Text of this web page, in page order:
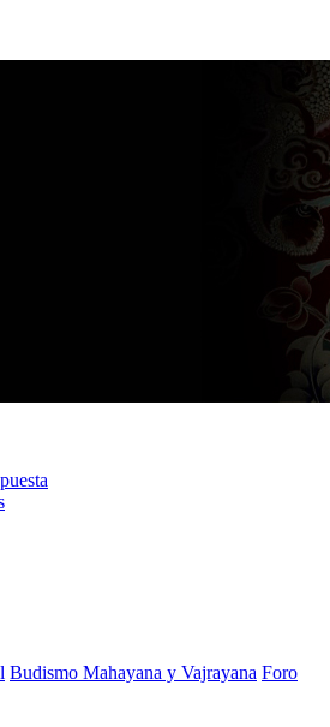
Budismo Mahayana y Vajrayana Foro